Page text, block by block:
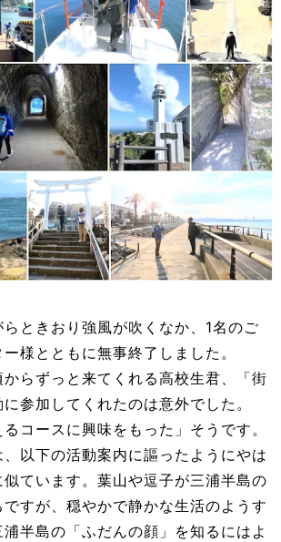
ときおり強風が吹くなか、1名のご
様とともに無事終了しました。
らずっと来てくれる高校生君、「街
参加してくれたのは意外でした。
るコースに興味をもった」そうです。
以下の活動案内に謳ったようにやは
似ています。葉山や逗子が三浦半島の
すが、穏やかで静かな生活のようす
半島の「ふだんの顔」を知るにはよ